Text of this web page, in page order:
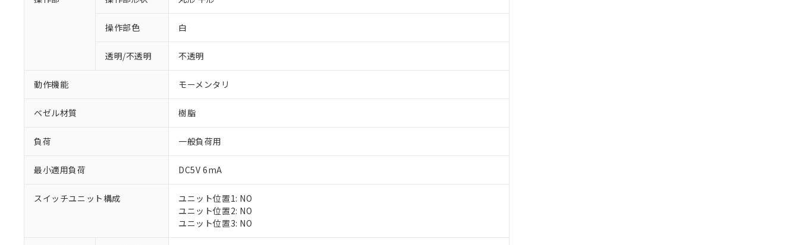
操作部色 白
透明/不透明 不透明
動作機能 モーメンタリ
ベゼル材質 樹脂
負荷 一般負荷用
最小適用負荷 DC5V 6mA
スイッチユニット構成
ユニット位置1: NO
ユニット位置2: NO
ユニット位置3: NO
※1 対応状況
対応済み：EU RoHS指令（10物質）の非含有に対応した製品が提供可能な商品です。
対応予定：EU RoHS指令（10物質）の非含有に対応した製品に切り替える予定のある商品です。
対応予定なし：EU RoHS指令（10物質）の非含有に非対応の商品で、対応品を出す予定はありません。